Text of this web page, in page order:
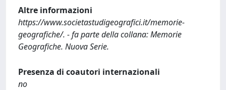
Altre informazioni
https://www.societastudigeografici.it/memorie-
geografiche/. - fa parte della collana: Memorie
Geografiche. Nuova Serie.
Presenza di coautori internazionali
no